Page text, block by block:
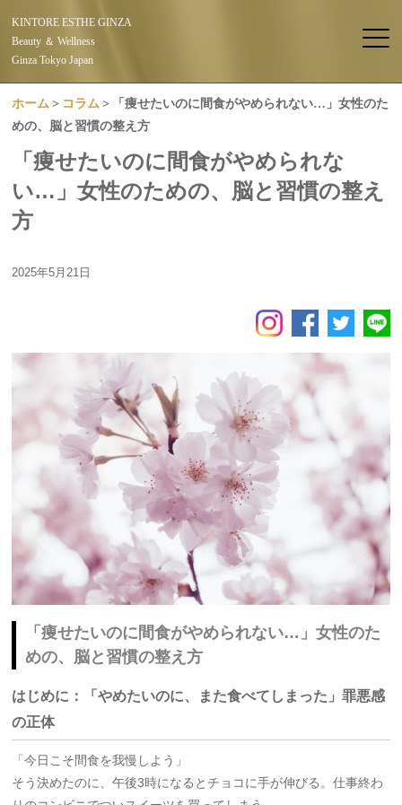
KINTORE ESTHE GINZA
Beauty ＆ Wellness
Ginza Tokyo Japan
ホーム コラム
「痩せたいのに間食がやめられない…」女性のた
めの、脳と習慣の整え方
「痩せたいのに間食がやめられな
い…」女性のための、脳と習慣の整え
方
2025年5月21日
「痩せたいのに間食がやめられない…」女性のた
めの、脳と習慣の整え方
はじめに：「やめたいのに、また食べてしまった」罪悪感
の正体
「今日こそ間食を我慢しよう」
そう決めたのに、午後3時になるとチョコに手が伸びる。仕事終わ